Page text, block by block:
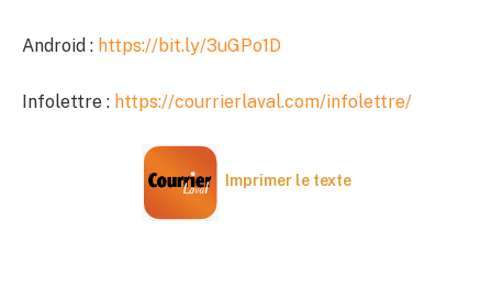
Android : https://bit.ly/3uGPo1D
Infolettre : https://courrierlaval.com/infolettre/
Imprimer le texte